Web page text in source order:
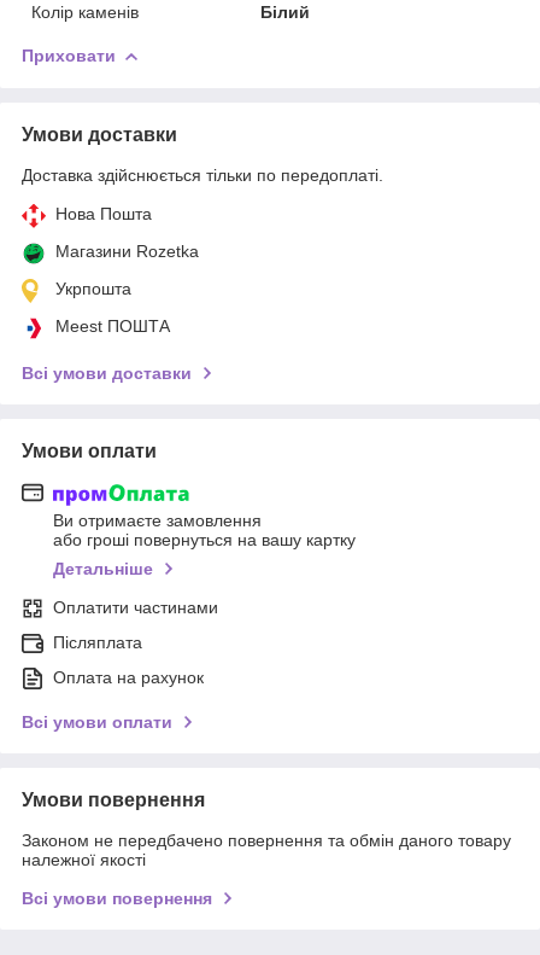
Колір каменів
Білий
Приховати
Умови доставки
Доставка здійснюється тільки по передоплаті.
Нова Пошта
Магазини Rozetka
Укрпошта
Meest ПОШТА
Всі умови доставки
Умови оплати
Ви отримаєте замовлення
або гроші повернуться на вашу картку
Детальніше
Оплатити частинами
Післяплата
Оплата на рахунок
Всі умови оплати
Умови повернення
Законом не передбачено повернення та обмін даного товару
належної якості
Всі умови повернення